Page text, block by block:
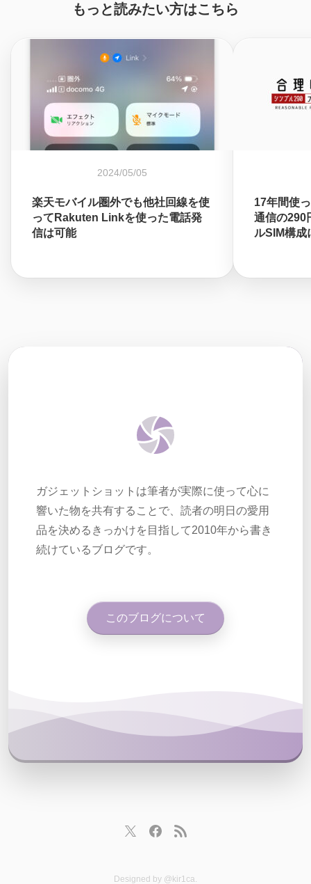
もっと読みたい方はこちら
2024/05/05
楽天モバイル圏外でも他社回線を使
ってRakuten Linkを使った電話発
信は可能
17年間使
通信の290
ルSIM構成
ガジェットショットは筆者が実際に使って心に
響いた物を共有することで、読者の明日の愛用
品を決めるきっかけを目指して2010年から書き
続けているブログです。
このブログについて
Designed by @kir1ca